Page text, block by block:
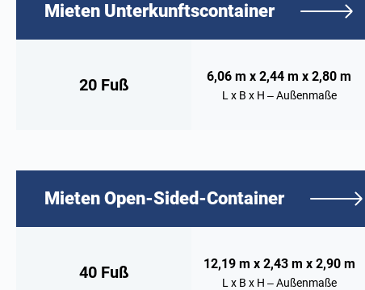
Mieten Unterkunftscontainer
20 Fuß 6,06 m x 2,44 m x 2,80 m
L x B x H – Außenmaße
Mieten Open-Sided-Container
40 Fuß 12,19 m x 2,43 m x 2,90 m
L x B x H – Außenmaße